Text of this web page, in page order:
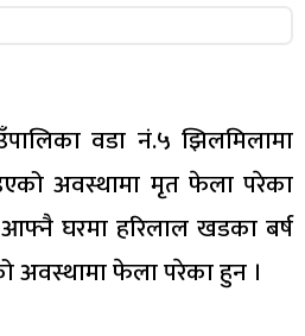
वडा नं.५ झिलमिलामा
अवस्थामा मृत फेला परेका
घरमा हरिलाल खडका बर्ष
अवस्थामा फेला परेका हुन ।